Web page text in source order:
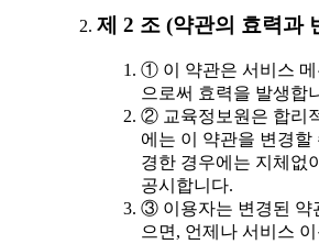
제 2 조 (약관의 효력과
① 이 약관은 서비스
으로써 효력을 발생합
② 교육정보원은 합리
에는 이 약관을 변경할
경한 경우에는 지체없
공시합니다.
③ 이용자는 변경된 약
으면, 언제나 서비스